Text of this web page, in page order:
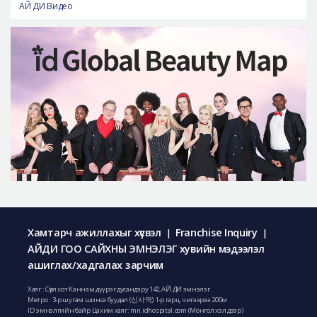
АЙ ДИ Видео
Хамтарч ажиллахыг хүсвэл | Franchise Inquiry |
АЙДИ ГОО САЙХНЫ ЭМНЭЛЭГ хувийн мэдээлэл
ашиглах/хадгалах зарчим
Хаяг : Сөүл хот Каннам дүүрэг дусандэру 142, АЙ ДИ эмнэлэг
Метро : 3-р шугам шинса буудал (신사역) 1-р гарц, чигээрээ 200м
ID эмнэлгийн байр Цахим хаяг: mn.idhospital.com (Монгол хэл дээр)